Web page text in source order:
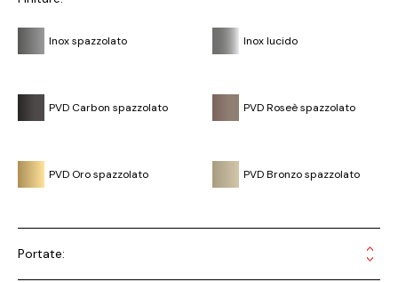
Inox spazzolato Inox lucido
PVD Carbon spazzolato PVD Roseè spazzolato
PVD Oro spazzolato PVD Bronzo spazzolato
Portate: